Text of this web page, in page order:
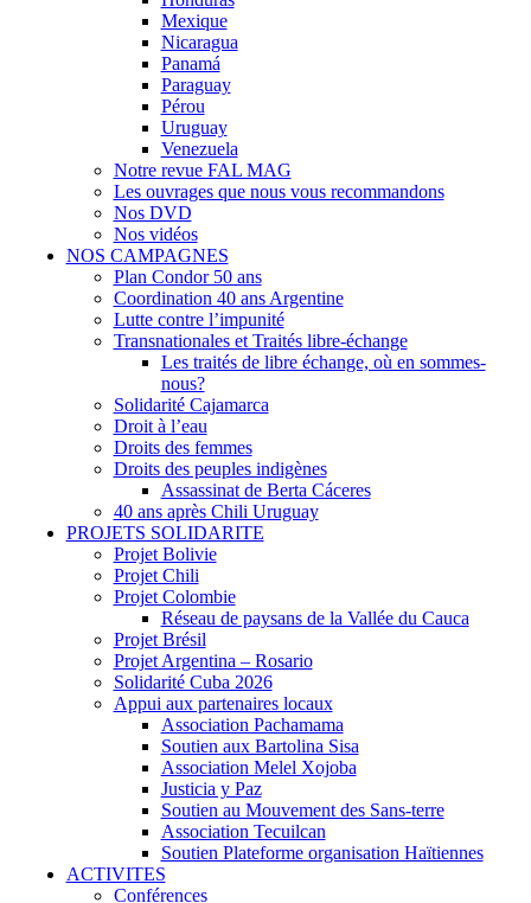
Mexique
Nicaragua
Panamá
Paraguay
Pérou
Uruguay
Venezuela
Notre revue FAL MAG
Les ouvrages que nous vous recommandons
Nos DVD
Nos vidéos
NOS CAMPAGNES
Plan Condor 50 ans
Coordination 40 ans Argentine
Lutte contre l’impunité
Transnationales et Traités libre-échange
Les traités de libre échange, où en sommes-
nous?
Solidarité Cajamarca
Droit à l’eau
Droits des femmes
Droits des peuples indigènes
Assassinat de Berta Cáceres
40 ans après Chili Uruguay
PROJETS SOLIDARITE
Projet Bolivie
Projet Chili
Projet Colombie
Réseau de paysans de la Vallée du Cauca
Projet Brésil
Projet Argentina – Rosario
Solidarité Cuba 2026
Appui aux partenaires locaux
Association Pachamama
Soutien aux Bartolina Sisa
Association Melel Xojoba
Justicia y Paz
Soutien au Mouvement des Sans-terre
Association Tecuilcan
Soutien Plateforme organisation Haïtiennes
ACTIVITES
Conférences